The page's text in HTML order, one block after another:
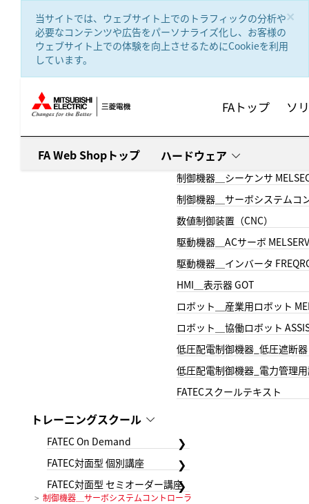
×
当サイトでは、ウェブサイト上でのトラフィックの分析や
必要なコンテンツや広告をパーソナライズ化し、お客様の
ウェブサイト上での体験を向上させるためにCookieを利用
しています。
FAトップ ソ
FA Web Shopトップ ハードウェア
制御機器＿シーケンサ
制御機器＿サーボシステムコ
数値制御装置（CNC）
駆動機器＿ACサーボ
駆動機器＿インバータ
HMI＿表示器 GOT
ロボット＿産業用ロボット
ロボット＿協働ロボット
低圧配電制御機器_低圧遮断器
低圧配電制御機器_電力管理
FATECスクールテキスト
トレーニングスクール
FATEC On Demand
FATEC対面型 個別講座
FATEC対面型 セミオーダー講座
制御機器＿サーボシステムコントローラ